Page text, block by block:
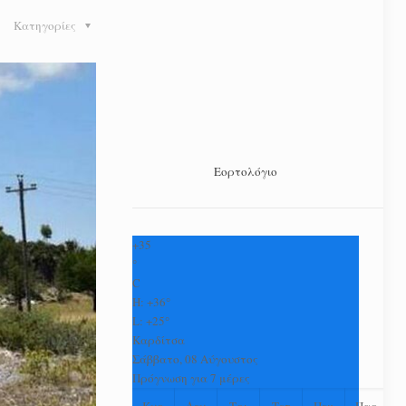
Κατηγορίες
Εορτολόγιο
+35
°
C
H:+36°
L:+25°
Καρδίτσα
Σάββατο, 08 Αύγουστος
Πρόγνωση για 7 μέρες